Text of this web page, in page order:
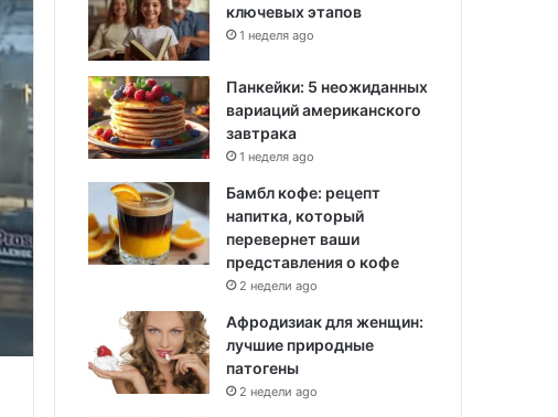
ключевых этапов
1 неделя ago
Панкейки: 5 неожиданных
вариаций американского
завтрака
1 неделя ago
Бамбл кофе: рецепт
напитка, который
перевернет ваши
представления о кофе
2 недели ago
Афродизиак для женщин:
лучшие природные
патогены
2 недели ago